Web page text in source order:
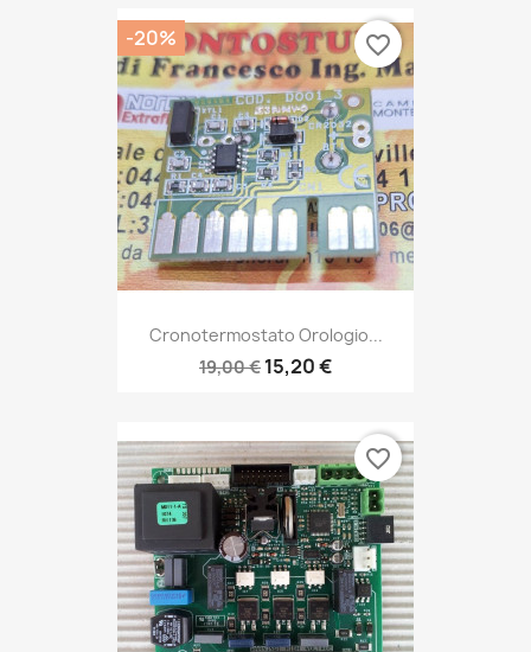
Cronotermostato Orologio...
19,00 € 15,20 €
-20% favorite_border
favorite_border